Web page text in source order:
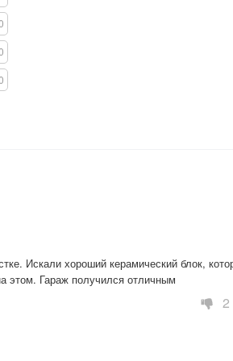
Искали хороший керамический блок,
этом. Гараж получился отличным
2